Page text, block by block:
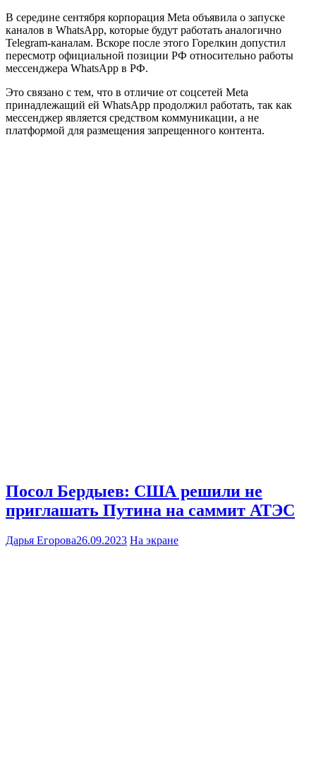
В середине сентября корпорация Meta объявила о запуске
каналов в WhatsApp, которые будут работать аналогично
Telegram-каналам. Вскоре после этого Горелкин допустил
пересмотр официальной позиции РФ относительно работы
мессенджера WhatsApp в РФ.
Это связано с тем, что в отличие от соцсетей Meta
принадлежащий ей WhatsApp продолжил работать, так как
мессенджер является средством коммуникации, а не
платформой для размещения запрещенного контента.
Посол Бердыев: США решили не
приглашать Путина на саммит АТЭС
Дарья Егорова26.09.2023 На экране